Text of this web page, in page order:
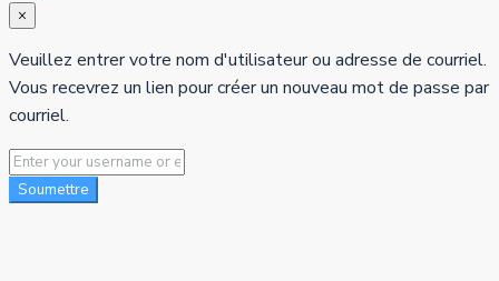
×
Veuillez entrer votre nom d'utilisateur ou adresse de courriel.
Vous recevrez un lien pour créer un nouveau mot de passe par
courriel.
Soumettre